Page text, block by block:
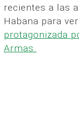
recientes a las
Habana para ver
protagonizada
Armas.